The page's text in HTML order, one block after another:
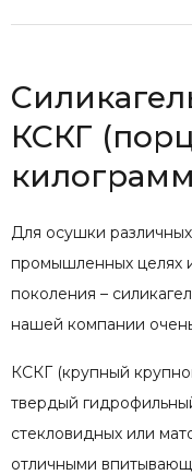
КСКГ
Для осушки
промышленных целях
поколения –
нашей компании
КСКГ (крупный
твердый
стекловидных или
отличными